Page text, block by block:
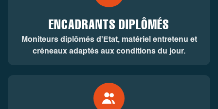
ENCADRANTS DIPLÔMÉS
Moniteurs diplômés d'Etat, matériel entretenu et
créneaux adaptés aux conditions du jour.